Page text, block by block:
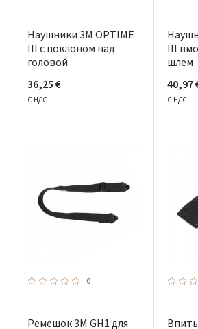
Наушники 3M OPTIME
III с поклоном над
головой
36,25 €
С НДС
III
шлем
40,97
С НДС
0
Ремешок 3M GH1 для